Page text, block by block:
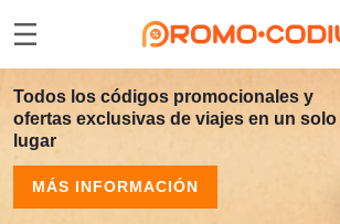
Todos los códigos promocionales y
ofertas exclusivas de viajes en un solo
lugar
MÁS INFORMACIÓN